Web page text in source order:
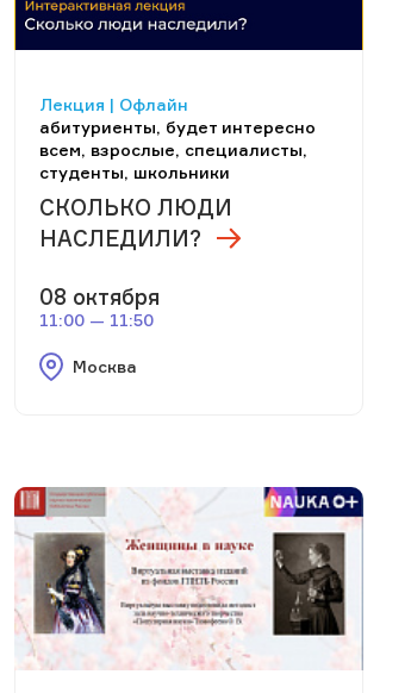
Лекция | Офлайн
абитуриенты, будет интересно
всем, взрослые, специалисты,
студенты, школьники
СКОЛЬКО ЛЮДИ
НАСЛЕДИЛИ?
08 октября
11:00 — 11:50
Москва